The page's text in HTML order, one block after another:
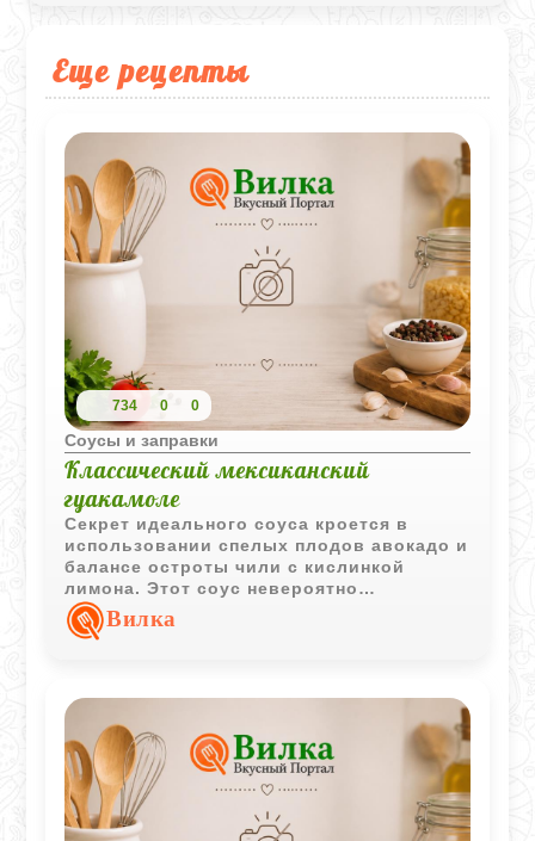
Еще рецепты
734 0 0
Соусы и заправки
Классический мексиканский
гуакамоле
Секрет идеального соуса кроется в
использовании спелых плодов авокадо и
балансе остроты чили с кислинкой
лимона. Этот соус невероятно
универсален: он идеально дополняет
кукурузные чипсы начос, служит
утренних тостов. Минимум усилий на
кухне - и на вашем столе яркое блюдо с
настоящим латиноамериканским
характером.
Вилка